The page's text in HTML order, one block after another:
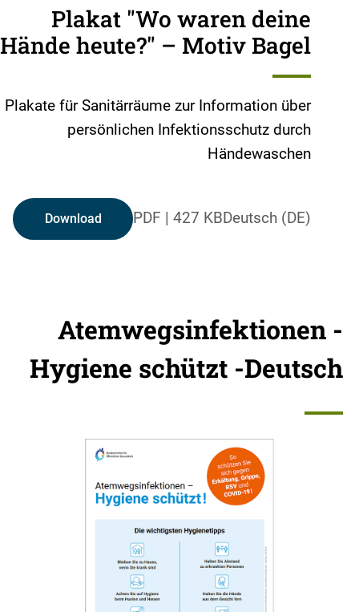
Plakat "Wo waren deine
Hände heute?" – Motiv Bagel
Plakate für Sanitärräume zur Information über
persönlichen Infektionsschutz durch
Händewaschen
Deutsch (DE)
PDF | 427 KB
Download
Atemwegsinfektionen -
Hygiene schützt -Deutsch